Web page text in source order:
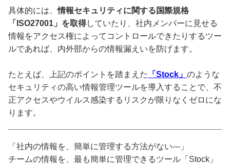
具体的には、情報セキュリティに関する国際規格
「ISO27001」を取得していたり、社内メンバーに見せる
情報をアクセス権によってコントロールできたりするツー
ルであれば、内外部からの情報漏えいを防げます。
たとえば、上記のポイントを踏まえた 「Stock」 のような
セキュリティの高い情報管理ツールを導入することで、不
正アクセスやウイルス感染するリスクが限りなくゼロにな
ります。
「社内の情報を、簡単に管理する方法がない---」
チームの情報を、最も簡単に管理できるツール「Stock」